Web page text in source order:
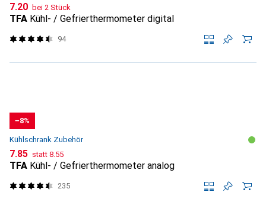
CHF
7.20 bei 2 Stück
TFA Kühl- / Gefrierthermometer digital
94
−8%
Kühlschrank Zubehör
CHF
7.85 statt CHF
8.55
TFA Kühl- / Gefrierthermometer analog
235